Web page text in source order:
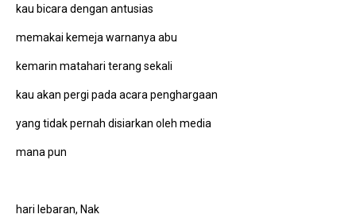
kau bicara dengan antusias
memakai kemeja warnanya abu
kemarin matahari terang sekali
kau akan pergi pada acara penghargaan
yang tidak pernah disiarkan oleh media
mana pun
hari lebaran, Nak